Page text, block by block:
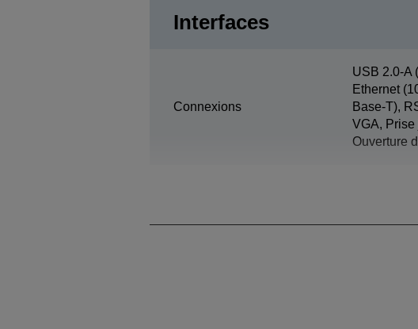
Interfaces
Connexions
USB 2.0-A
Ethernet
Base-T),
VGA, Prise
Ouverture